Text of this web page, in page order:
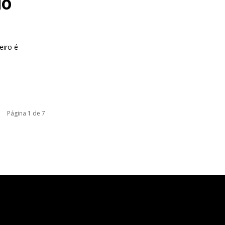
é
Página 1 de 7